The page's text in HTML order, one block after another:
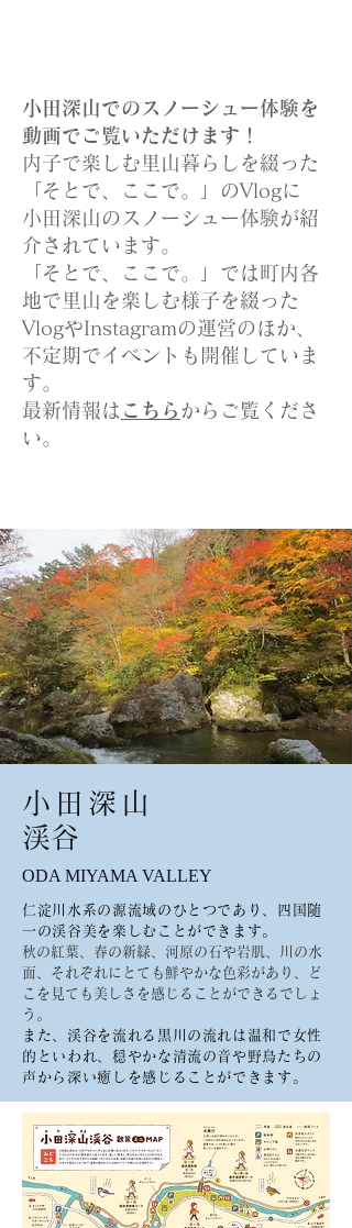
小田深山でのスノーシュー体験を
動画でご覧いただけます！
内子で楽しむ里山暮らしを綴った
「そとで、ここで。」のVlogに
小田深山のスノーシュー体験が紹
介されています。
「そとで、ここで。」では町内各
地で里山を楽しむ様子を綴った
VlogやInstagramの運営のほか、
不定期でイベントも開催していま
す。
​最新情報は こちら からご覧くださ
い。
小田深山
​渓谷
​ODA MIYAMA VALLEY
仁淀川水系の源流域のひとつであり、四国随
一の渓谷美を楽しむことができます。
秋の紅葉、春の新緑、河原の石や岩肌、川の水
面、それぞれにとても鮮やかな色彩があり、ど
こを見ても美しさを感じることができるでしょ
う。
また、渓谷を流れる黒川の流れは温和で女性
的といわれ、穏やかな清流の音や野鳥たちの
声から深い癒しを感じることができます。